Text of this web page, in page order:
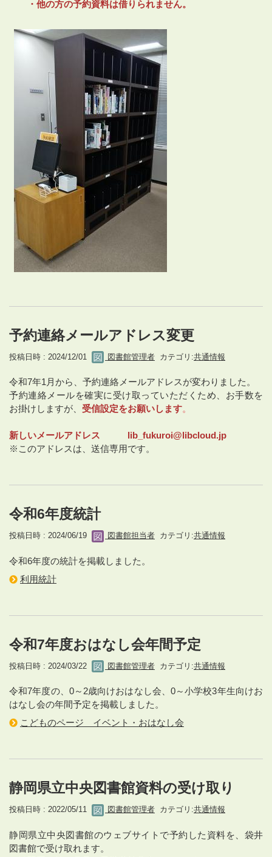
・他の方の予約資料は借りられません。
予約連絡メールアドレス変更
投稿日時 : 2024/12/01 図書館管理者 カテゴリ:共通情報
令和7年1月から、予約連絡メールアドレスが変わりました。
予約連絡メールを確実に受け取っていただくため、お手数を
お掛けしますが、 受信設定をお願いします。
新しいメールアドレス lib_fukuroi@libcloud.jp
※このアドレスは、送信専用です。
令和6年度統計
投稿日時 : 2024/06/19 図書館担当者 カテゴリ:共通情報
令和6年度の統計を掲載しました。
利用統計
令和7年度おはなし会年間予定
投稿日時 : 2024/03/22 図書館管理者 カテゴリ:共通情報
令和7年度の、0～2歳向けおはなし会、0～小学校3年生向けお
はなし会の年間予定を掲載しました。
こどものページ イベント・おはなし会
静岡県立中央図書館資料の受け取り
投稿日時 : 2022/05/11 図書館管理者 カテゴリ:共通情報
静岡県立中央図書館のウェブサイトで予約した資料を、袋井
図書館で受け取れます。